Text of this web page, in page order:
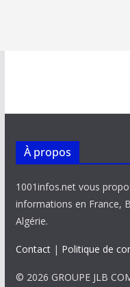
À propos
1001infos.net vous
informations en France,
Algérie.
Contact| Politique de
© 2026 GROUPE JLB